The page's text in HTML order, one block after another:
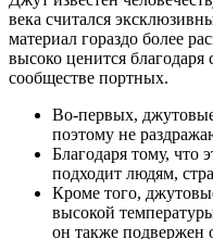
века считался
материал гораздо более
высоко ценится
сообществе портных.
Во-первых,
поэтому не
Благодаря тому, что
подходит людям,
Кроме того,
высокой
он также подвержен